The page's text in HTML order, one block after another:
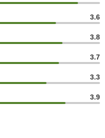
3.6
3.8
3.7
3.3
3.9